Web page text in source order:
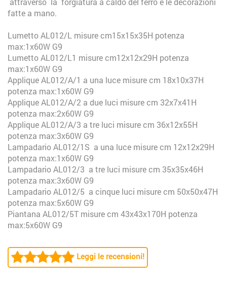
fatte a mano.
Lumetto AL012/L misure cm15x15x35H potenza
max:1x60W G9
Lumetto AL012/L1 misure cm12x12x29H potenza
max:1x60W G9
Applique AL012/A/1 a una luce misure cm 18x10x37H
potenza max:1x60W G9
Applique AL012/A/2 a due luci misure cm 32x7x41H
potenza max:2x60W G9
Applique AL012/A/3 a tre luci misure cm 36x12x55H
potenza max:3x60W G9
Lampadario AL012/1S a una luce misure cm 12x12x29H
potenza max:1x60W G9
Lampadario AL012/3 a tre luci misure cm 35x35x46H
potenza max:3x60W G9
Lampadario AL012/5 a cinque luci misure cm 50x50x47H
potenza max:5x60W G9
Piantana AL012/5T misure cm 43x43x170H potenza
max:5x60W G9
Leggi le recensioni!